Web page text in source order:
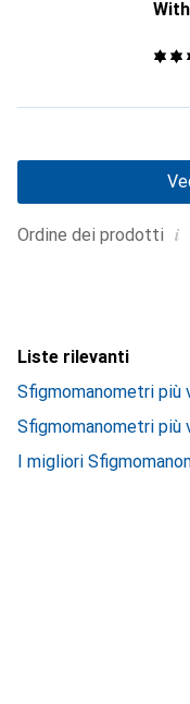
Ordine dei prodotti i
Liste rilevanti
Sfigmomanometri più
Sfigmomanometri più
I migliori